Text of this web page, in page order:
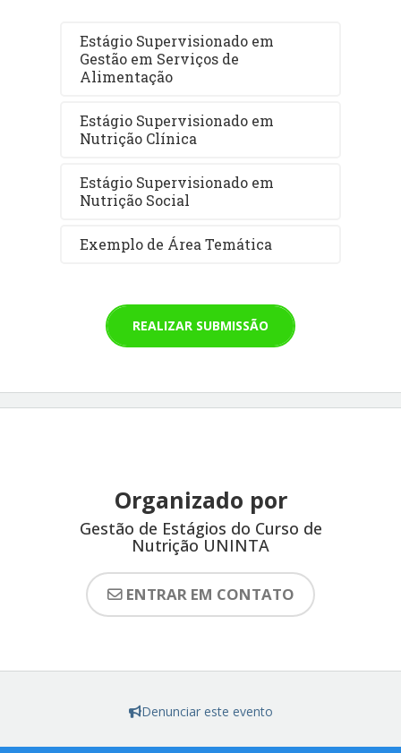
Estágio Supervisionado em
Gestão em Serviços de
Alimentação
Estágio Supervisionado em
Nutrição Clínica
Estágio Supervisionado em
Nutrição Social
Exemplo de Área Temática
REALIZAR SUBMISSÃO
Organizado por
Gestão de Estágios do Curso de
Nutrição UNINTA
ENTRAR EM CONTATO
Denunciar este evento